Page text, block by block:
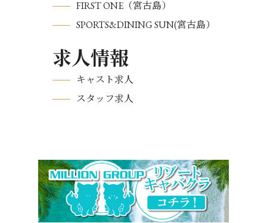
FIRST ONE（宮古島）
SPORTS&DINING SUN(宮古島）
求人情報
キャスト求人
スタッフ求人